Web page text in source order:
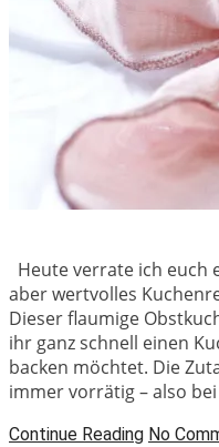
Heute verrate ich euch
aber wertvolles
Dieser flaumige
ihr ganz schnell einen
backen möchtet. Die
immer vorrätig – also
Continue Reading No